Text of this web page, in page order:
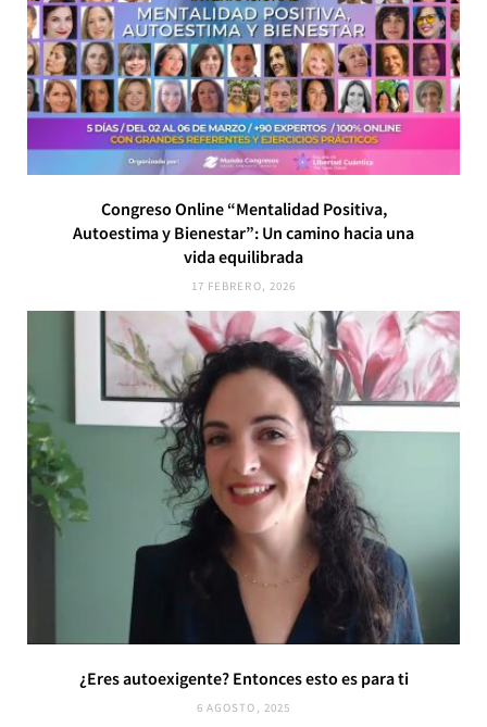
Congreso Online “Mentalidad Positiva,
Autoestima y Bienestar”: Un camino hacia una
vida equilibrada
17 FEBRERO, 2026
¿Eres autoexigente? Entonces esto es para ti
6 AGOSTO, 2025